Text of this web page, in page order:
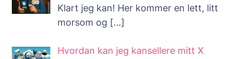
Klart jeg kan! Her kommer en lett, litt
morsom og […]
Hvordan kan jeg kansellere mitt X